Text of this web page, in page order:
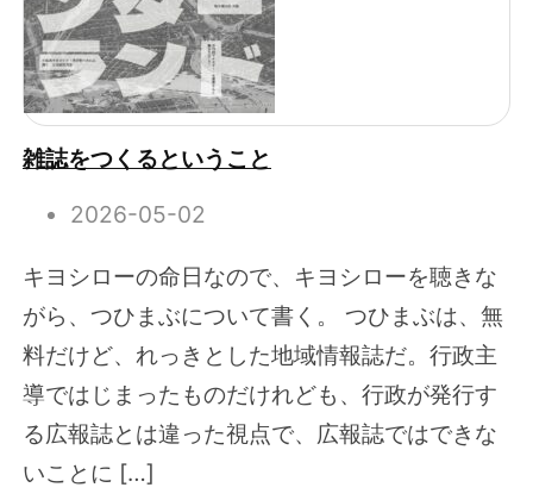
雑誌をつくるということ
2026-05-02
キヨシローの命日なので、キヨシローを聴きな
がら、つひまぶについて書く。 つひまぶは、無
料だけど、れっきとした地域情報誌だ。行政主
導ではじまったものだけれども、行政が発行す
る広報誌とは違った視点で、広報誌ではできな
いことに […]